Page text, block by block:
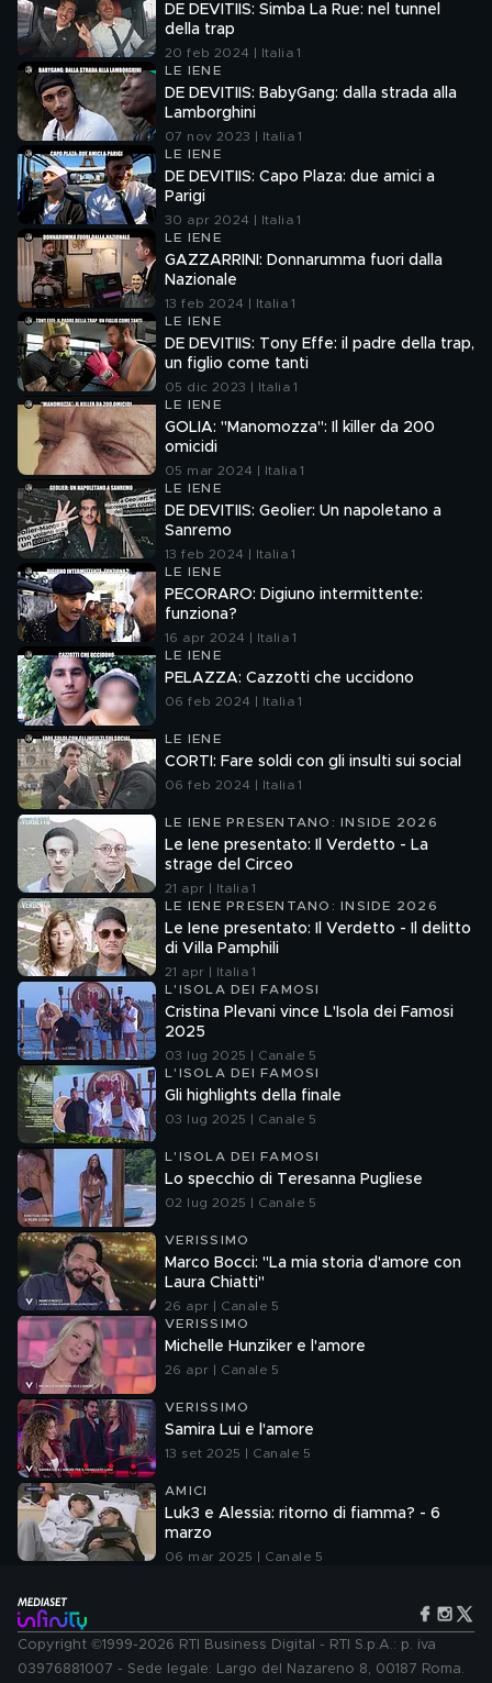
DE DEVITIIS: Simba La Rue: nel tunnel
della trap
20 feb 2024 | Italia 1
LE IENE
DE DEVITIIS: BabyGang: dalla strada alla
Lamborghini
07 nov 2023 | Italia 1
LE IENE
DE DEVITIIS: Capo Plaza: due amici a
Parigi
30 apr 2024 | Italia 1
LE IENE
GAZZARRINI: Donnarumma fuori dalla
Nazionale
13 feb 2024 | Italia 1
LE IENE
DE DEVITIIS: Tony Effe: il padre della trap,
un figlio come tanti
05 dic 2023 | Italia 1
LE IENE
GOLIA: "Manomozza": Il killer da 200
omicidi
05 mar 2024 | Italia 1
LE IENE
DE DEVITIIS: Geolier: Un napoletano a
Sanremo
13 feb 2024 | Italia 1
LE IENE
PECORARO: Digiuno intermittente:
funziona?
16 apr 2024 | Italia 1
LE IENE
PELAZZA: Cazzotti che uccidono
06 feb 2024 | Italia 1
LE IENE
CORTI: Fare soldi con gli insulti sui social
06 feb 2024 | Italia 1
LE IENE PRESENTANO: INSIDE 2026
Le Iene presentato: Il Verdetto - La
strage del Circeo
21 apr | Italia 1
LE IENE PRESENTANO: INSIDE 2026
Le Iene presentato: Il Verdetto - Il delitto
di Villa Pamphili
21 apr | Italia 1
L'ISOLA DEI FAMOSI
Cristina Plevani vince L'Isola dei Famosi
2025
03 lug 2025 | Canale 5
L'ISOLA DEI FAMOSI
Gli highlights della finale
03 lug 2025 | Canale 5
L'ISOLA DEI FAMOSI
Lo specchio di Teresanna Pugliese
02 lug 2025 | Canale 5
VERISSIMO
Marco Bocci: "La mia storia d'amore con
Laura Chiatti"
26 apr | Canale 5
VERISSIMO
Michelle Hunziker e l'amore
26 apr | Canale 5
VERISSIMO
Samira Lui e l'amore
13 set 2025 | Canale 5
AMICI
Luk3 e Alessia: ritorno di fiamma? - 6
marzo
06 mar 2025 | Canale 5
Copyright ©1999-2026 RTI Business Digital - RTI S.p.A.: p. iva
03976881007 - Sede legale: Largo del Nazareno 8, 00187 Roma.